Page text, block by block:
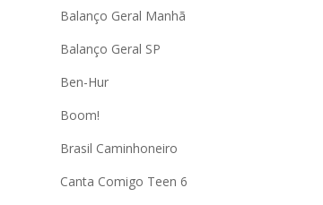
Balanço Geral Manhã
Balanço Geral SP
Ben-Hur
Boom!
Brasil Caminhoneiro
Canta Comigo Teen 6